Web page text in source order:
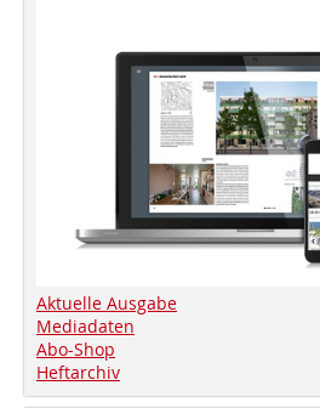
Aktuelle Ausgabe
Mediadaten
Abo-Shop
Heftarchiv